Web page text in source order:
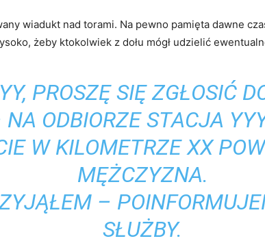
wiadukt nad torami. Na pewno pamięta dawne
żeby ktokolwiek z dołu mógł udzielić
PROSZĘ SIĘ ZGŁOSIĆ
NA ODBIORZE STACJA
W KILOMETRZE XX
MĘŻCZYZNA.
–
SŁUŻBY.